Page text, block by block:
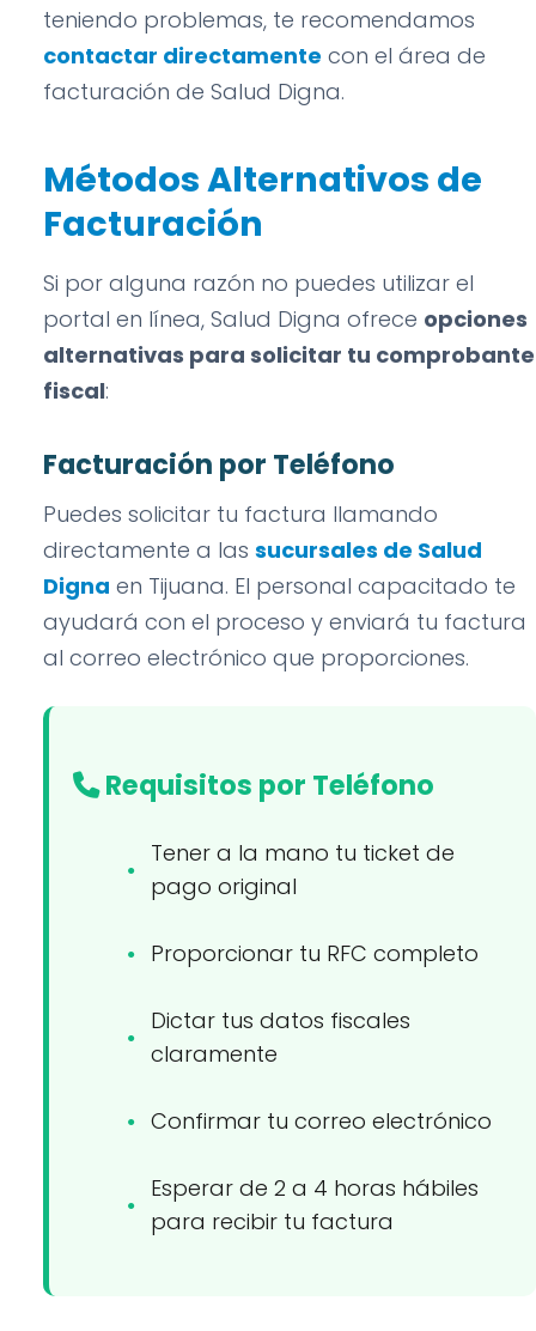
teniendo problemas, te recomendamos
contactar directamente con el área de
facturación de Salud Digna.
Métodos Alternativos de
Facturación
Si por alguna razón no puedes utilizar el
portal en línea, Salud Digna ofrece opciones
alternativas para solicitar tu comprobante
fiscal:
Facturación por Teléfono
Puedes solicitar tu factura llamando
directamente a las sucursales de Salud
Digna en Tijuana. El personal capacitado te
ayudará con el proceso y enviará tu factura
al correo electrónico que proporciones.
Requisitos por Teléfono
Tener a la mano tu ticket de
pago original
Proporcionar tu RFC completo
Dictar tus datos fiscales
claramente
Confirmar tu correo electrónico
Esperar de 2 a 4 horas hábiles
para recibir tu factura